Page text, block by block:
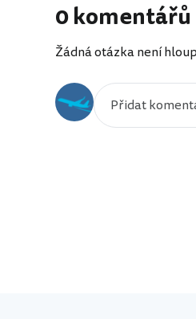
0 komentářů
Žádná otázka není